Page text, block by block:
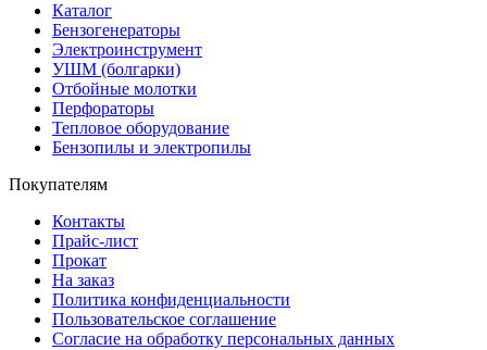
Каталог
Бензогенераторы
Электроинструмент
УШМ (болгарки)
Отбойные молотки
Перфораторы
Тепловое оборудование
Бензопилы и электропилы
Покупателям
Контакты
Прайс-лист
Прокат
На заказ
Политика конфиденциальности
Пользовательское соглашение
Согласие на обработку персональных данных